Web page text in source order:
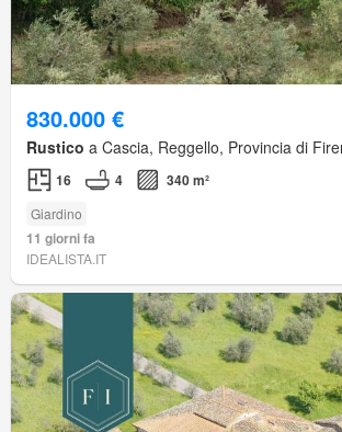
830.000 €
Rustico a Cascia, Reggello, Provincia di
16 4 340 m²
Giardino
11 giorni fa
IDEALISTA.IT